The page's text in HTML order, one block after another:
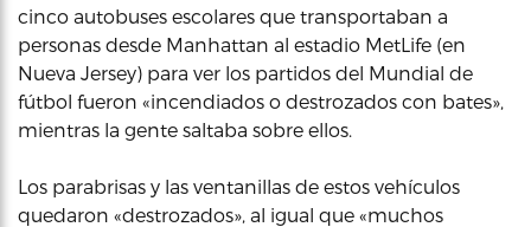
cinco autobuses escolares que transportaban a
personas desde Manhattan al estadio MetLife (en
Nueva Jersey) para ver los partidos del Mundial de
fútbol fueron «incendiados o destrozados con bates»,
mientras la gente saltaba sobre ellos.
Los parabrisas y las ventanillas de estos vehículos
quedaron «destrozados», al igual que «muchos